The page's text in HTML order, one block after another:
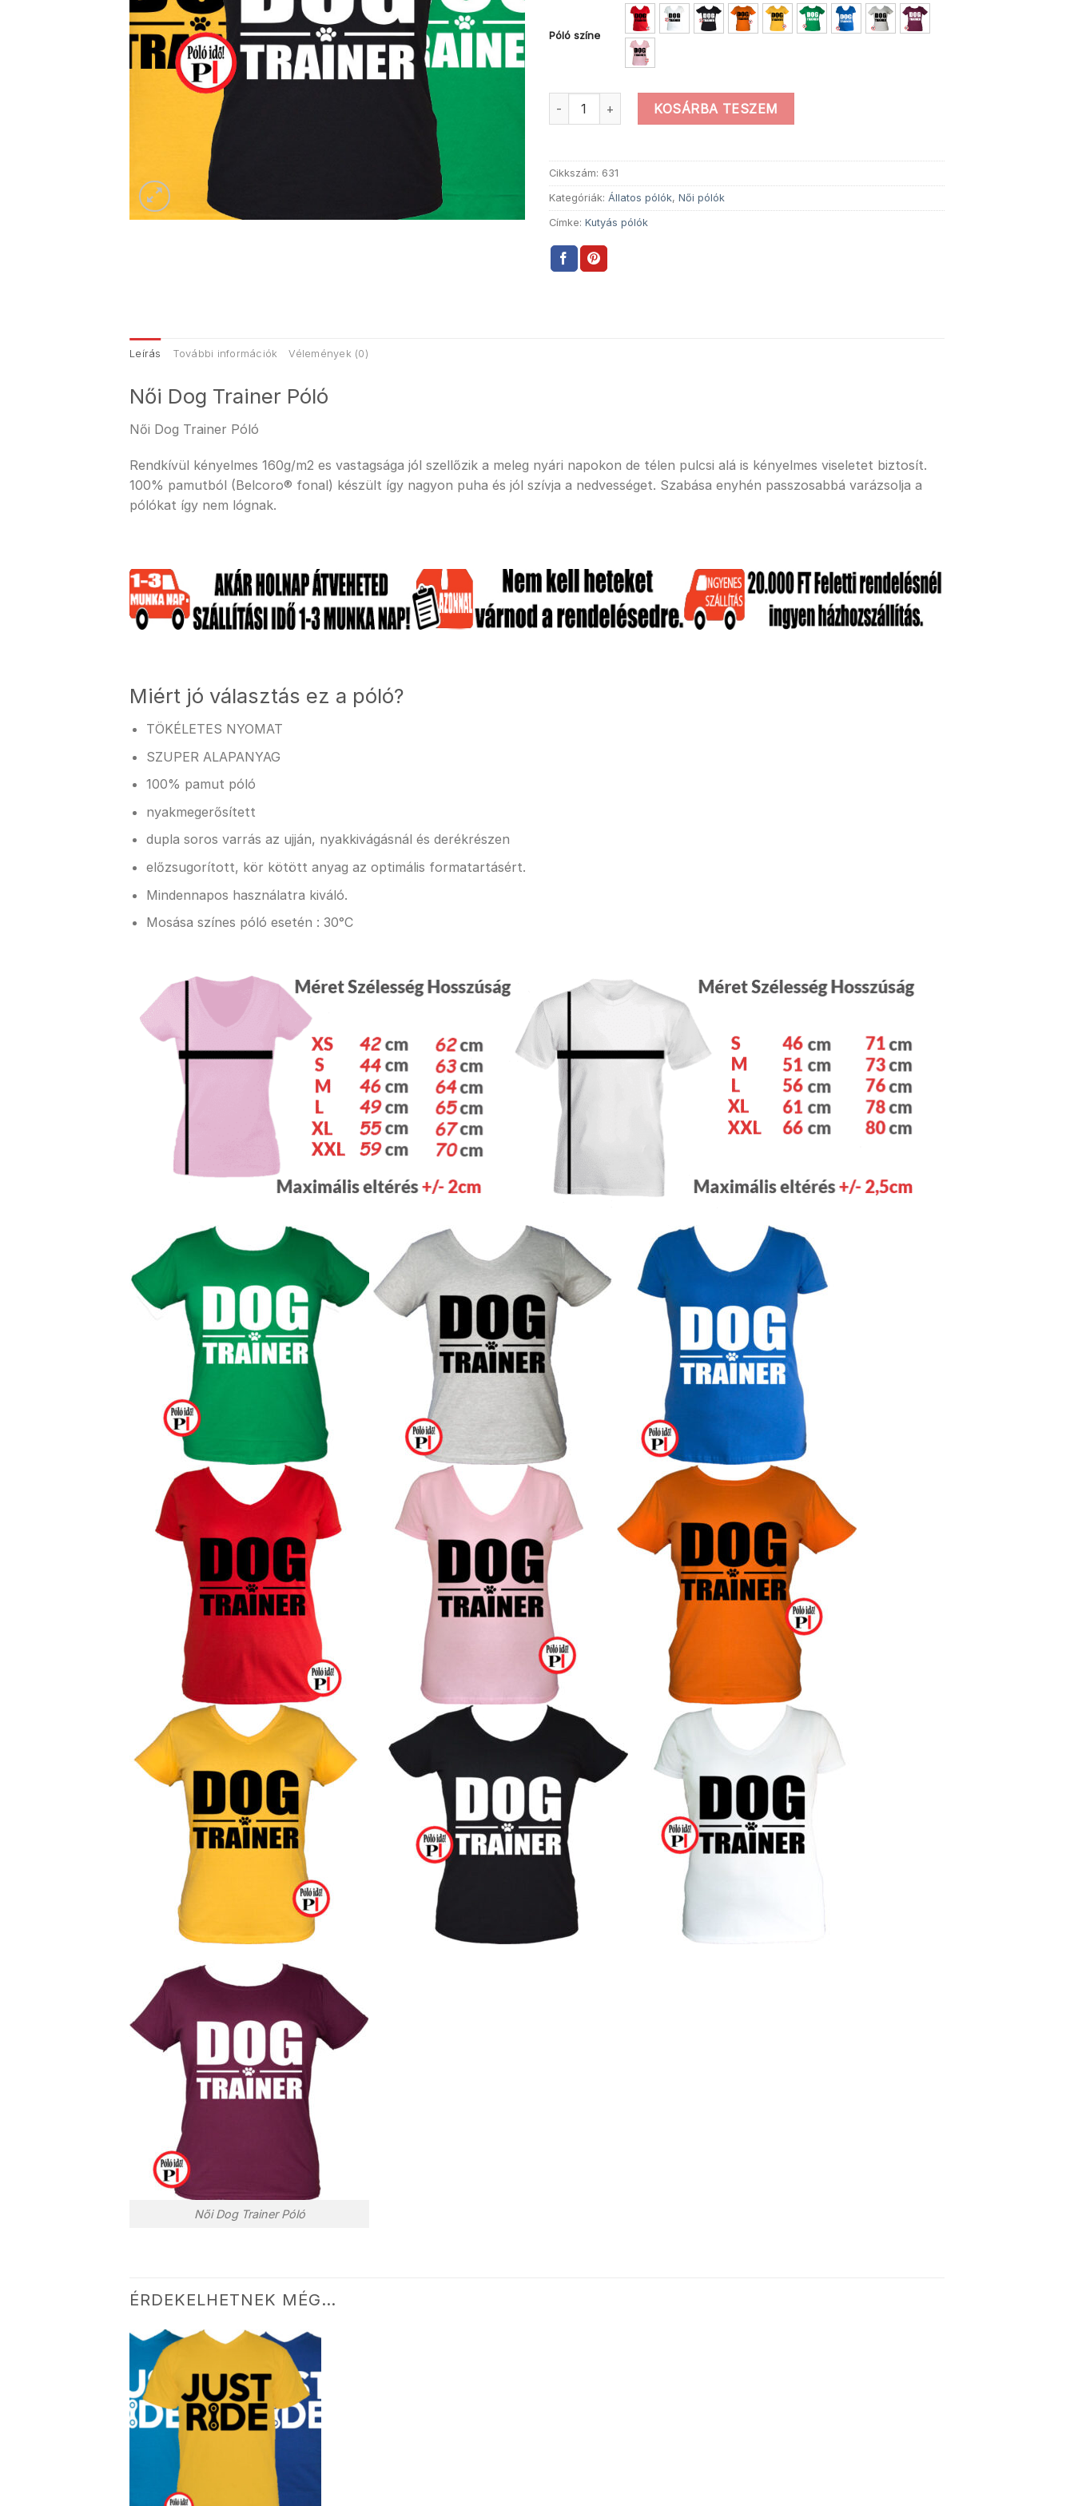
Póló színe
Női Dog Trainer Póló mennyiségKOSÁRBA TESZEM
Cikkszám: 631
Kategóriák: Állatos pólók, Női pólók
Címke: Kutyás pólók
Leírás További információk Vélemények (0)
Női Dog Trainer Póló
Női Dog Trainer Póló
Rendkívül kényelmes 160g/m2 es vastagsága jól szellőzik a meleg nyári napokon de télen pulcsi alá is kényelmes viseletet biztosít.
100% pamutból (Belcoro® fonal) készült így nagyon puha és jól szívja a nedvességet. Szabása enyhén passzosabbá varázsolja a
pólókat így nem lógnak.
Miért jó választás ez a póló?
TÖKÉLETES NYOMAT
SZUPER ALAPANYAG
100% pamut póló
nyakmegerősített
dupla soros varrás az ujján, nyakkivágásnál és derékrészen
előzsugorított, kör kötött anyag az optimális formatartásért.
Mindennapos használatra kiváló.
Mosása színes póló esetén : 30°C
Női Dog Trainer Póló
ÉRDEKELHETNEK MÉG…